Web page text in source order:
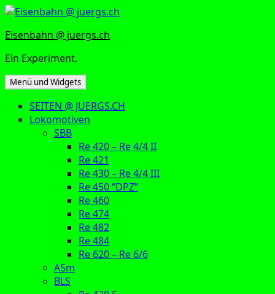
Zum
springen
Eisenbahn @ juergs.ch
Ein Experiment.
Menü und Widgets
SEITEN @ JUERGS.CH
Lokomotiven
SBB
Re 420 – Re 4/4 II
Re 421
Re 430 – Re 4/4 III
Re 450 “DPZ”
Re 460
Re 474
Re 482
Re 484
Re 620 – Re 6/6
ASm
BLS